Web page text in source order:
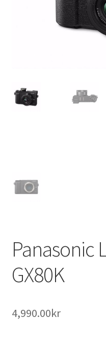
B.A Foto i Lund
Panasonic
GX80K
4,990.00kr